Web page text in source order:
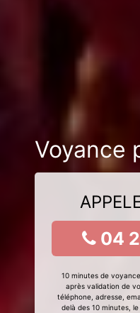
Voyance
04
10 minutes de
après validation de
téléphone, adresse,
delà des 10 minutes,